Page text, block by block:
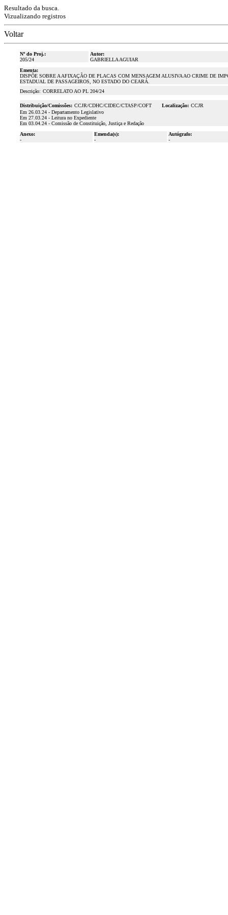
Resultado da busca.
Vizualizando registros
Voltar
Nº do Proj.:
205/24
Autor:
GABRIELLA AGUIAR
Ementa:
DISPÕE SOBRE A AFIXAÇÃO DE PLACAS COM MENSAGEM ALUSIVA AO CRIME DE
ESTADUAL DE PASSAGEIROS, NO ESTADO DO CEARÁ.
Descrição: CORRELATO AO PL 204/24
Distribuição/Comissões: CCJR/CDHC/CIDEC/CTASP/COFT Localização: CCJR
Em 26.03.24 - Departamento Legislativo
Em 27.03.24 - Leitura no Expediente
Em 03.04.24 - Comissão de Constituição, Justiça e Redação
Anexo:
-
Emenda(s):
-
Autógrafo:
-